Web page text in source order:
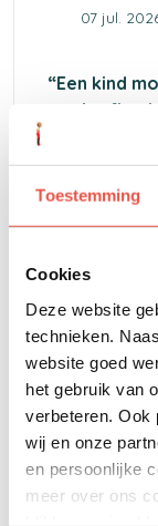
Toestemming
Cookies
Deze website
technieken.
website goed
het gebruik van
verbeteren. Ook
wij en onze
en persoonlijke
meer over ons
07 jul.
“Een kind
nooit
Hoe je
Laat je